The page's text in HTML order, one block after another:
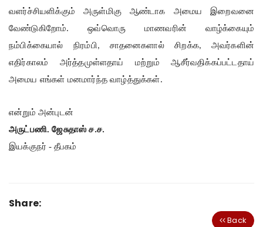
வளர்ச்சியளிக்கும் அருள்மிகு ஆண்டாக அமைய இறைவனை
வேண்டுகிறோம். ஒவ்வொரு மாணவரின் வாழ்க்கையும்
நம்பிக்கையால் நிரம்பி , சாதனைகளால் சிறக்க, அவர்களின்
எதிர்காலம் அர்த்தமுள்ளதாய் மற்றும் ஆசீர்வதிக்கப்பட்டதாய்
அமைய எங்கள் மனமார்ந்த வாழ்த்துக்கள்.
என்றும் அன்புடன்
அருட்பணி. ஜேசுதாஸ் ச.ச.
இயக்குநர் - தீபகம்
Share:
Back